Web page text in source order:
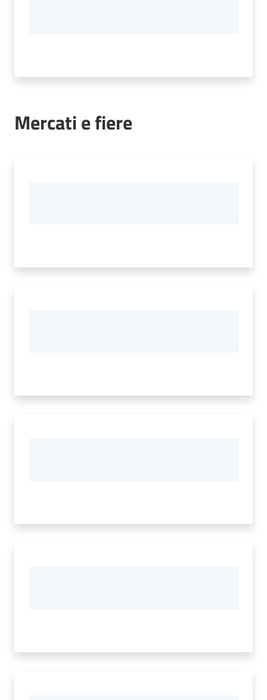
Mercati e fiere